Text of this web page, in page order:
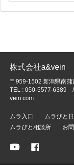
株式会社a&vein
〒959-1502 新潟県南
TEL : 050-5577-6389 / FAX :
vein.com
ムラ入口 ムラびと
ムラびと相談所
お